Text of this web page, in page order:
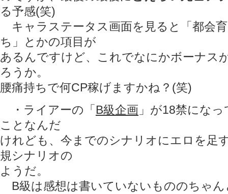
る予感(笑)
キャラステータス画面を見ると「都会
ち」とかの項目が
あるんですけど、これでなにかボーナス
ろうか。
腰痛持ちで何CP稼げますかね？(笑)
・ライアーの「B級企画 」が18禁にな
ことなんだ
けれども、今までのシナリオにエロを足
規シナリオの
ようだ。
B級は感想は書いていないもののちゃ